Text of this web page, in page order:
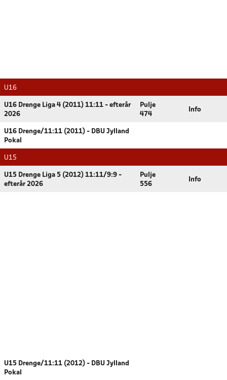
U16
U16 Drenge Liga 4 (2011) 11:11 - efterår
2026
Pulje
474
Info
U16 Drenge/11:11 (2011) - DBU Jylland
Pokal
U15
U15 Drenge Liga 5 (2012) 11:11/9:9 -
efterår 2026
Pulje
556
Info
U15 Drenge/11:11 (2012) - DBU Jylland
Pokal